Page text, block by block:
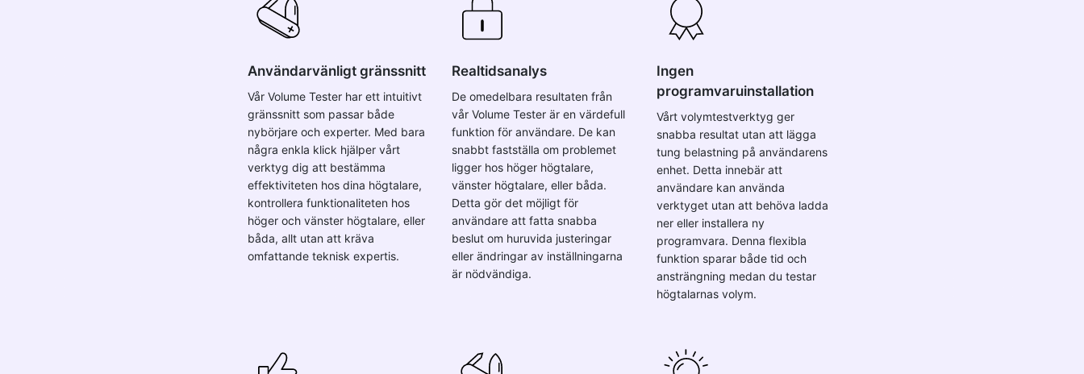
Användarvänligt gränssnitt
Vår Volume Tester har ett intuitivt
gränssnitt som passar både
nybörjare och experter. Med bara
några enkla klick hjälper vårt
verktyg dig att bestämma
effektiviteten hos dina högtalare,
kontrollera funktionaliteten hos
höger och vänster högtalare, eller
båda, allt utan att kräva
omfattande teknisk expertis.
Realtidsanalys
De omedelbara resultaten från
vår Volume Tester är en värdefull
funktion för användare. De kan
snabbt fastställa om problemet
ligger hos höger högtalare,
vänster högtalare, eller båda.
Detta gör det möjligt för
användare att fatta snabba
beslut om huruvida justeringar
eller ändringar av inställningarna
är nödvändiga.
Ingen
programvaruinstallation
Vårt volymtestverktyg ger
snabba resultat utan att lägga
tung belastning på användarens
enhet. Detta innebär att
användare kan använda
verktyget utan att behöva ladda
ner eller installera ny
programvara. Denna flexibla
funktion sparar både tid och
ansträngning medan du testar
högtalarnas volym.